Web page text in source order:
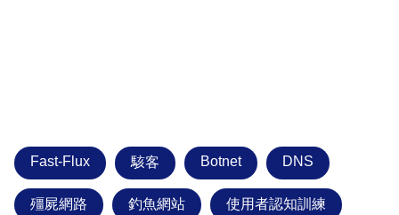
Fast-Flux 駭客 Botnet DNS
殭屍網路 釣魚網站 使用者認知訓練